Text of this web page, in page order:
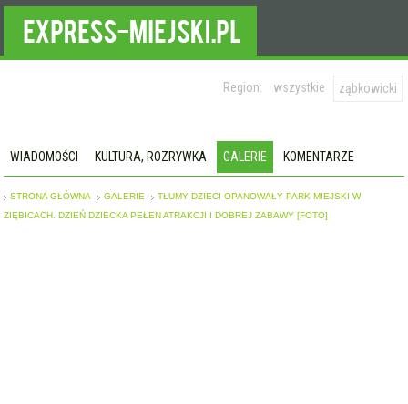
Region: wszystkie ząbkowicki
WIADOMOŚCI KULTURA, ROZRYWKA GALERIE KOMENTARZE
STRONA GŁÓWNA GALERIE
TŁUMY DZIECI OPANOWAŁY PARK MIEJSKI W
ZIĘBICACH. DZIEŃ DZIECKA PEŁEN ATRAKCJI I DOBREJ ZABAWY [FOTO]